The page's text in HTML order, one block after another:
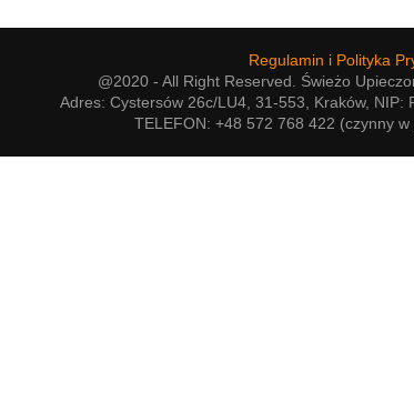
Regulamin i Polityka
@2020 - All Right Reserved. Świeżo
Adres: Cystersów 26c/LU4, 31-553, Kraków, NIP:
TELEFON: +48 572 768 422 (czynny